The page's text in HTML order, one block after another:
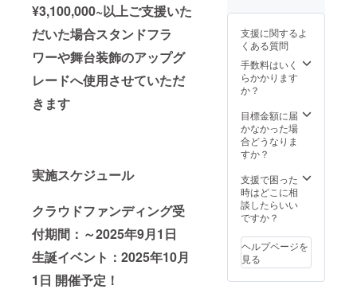
¥3,100,000~以上ご支援いた
だいた場合スタンドフラ
ワーや舞台装飾のアップグ
レードへ使用させていただ
きます
実施スケジュール
クラウドファンディング受
付期間：～2025年9月1日
生誕イベント：2025年10月
1日 開催予定！
ただき
ます。
開催
後、リ
ターン
品と併
しま
す。 ※
スタン
ボード
のお持
ち帰り
不可 ※7
上のお
名前・
特殊文
字・記
た状態
宅へ発
送させ
ていた
だきま
す。 ④
定オリ
ジナル
ネーム
アク
誕イラ
ストと
備考欄
に記載
お名前
がデザ
インさ
れたオ
記載さ
名前
（ニッ
クネー
ム可・6
文字以
印刷さ
せてい
ただき
ます。
後、タ
レント
直筆サ
インを
状態で
ご自宅
へ発送
させて
いただ
す。 後
日、単
独スタ
ンド花
の前で
たソロ
チェキ
を郵送
いたし
②集合
写真SP
クレ
ジット
SNS掲
載に使
用する
生誕祭
支援に関するよ
くある質問
手数料はいく
らかかります
か？
目標金額に届
かなかった場
合どうなりま
すか？
支援で困った
時はどこに相
談したらいい
ですか？
ヘルプページを
見る